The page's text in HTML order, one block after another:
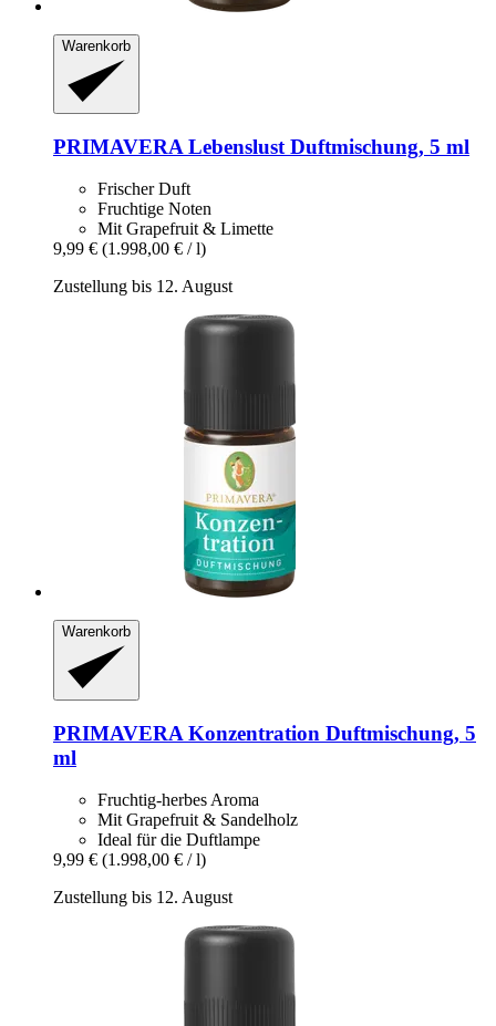
Warenkorb
PRIMAVERA Lebenslust Duftmischung, 5 ml
Frischer Duft
Fruchtige Noten
Mit Grapefruit & Limette
9,99 € (1.998,00 € / l)
Zustellung bis 12. August
Warenkorb
PRIMAVERA Konzentration Duftmischung, 5
ml
Fruchtig-herbes Aroma
Mit Grapefruit & Sandelholz
Ideal für die Duftlampe
9,99 € (1.998,00 € / l)
Zustellung bis 12. August